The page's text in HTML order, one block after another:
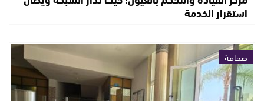
استقرار الخدمة
صحافة